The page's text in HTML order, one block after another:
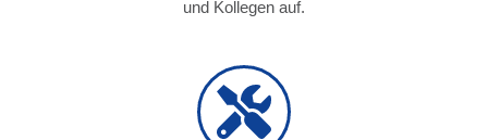
und Kollegen auf.